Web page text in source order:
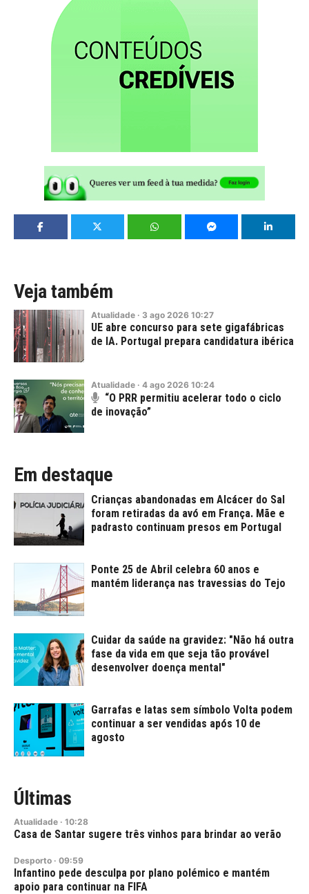
Veja também
Atualidade · 3 ago 2026 10:27
UE abre concurso para sete gigafábricas
de IA. Portugal prepara candidatura ibérica
Atualidade · 4 ago 2026 10:24
“O PRR permitiu acelerar todo o ciclo
de inovação”
Em destaque
Crianças abandonadas em Alcácer do Sal
foram retiradas da avó em França. Mãe e
padrasto continuam presos em Portugal
Ponte 25 de Abril celebra 60 anos e
mantém liderança nas travessias do Tejo
Cuidar da saúde na gravidez: "Não há outra
fase da vida em que seja tão provável
desenvolver doença mental"
Garrafas e latas sem símbolo Volta podem
continuar a ser vendidas após 10 de
agosto
Últimas
Atualidade · 10:28
Casa de Santar sugere três vinhos para brindar ao verão
Desporto · 09:59
Infantino pede desculpa por plano polémico e mantém
apoio para continuar na FIFA